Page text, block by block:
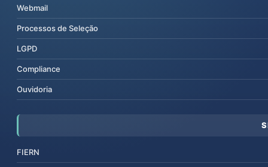
Webmail
Processos de Seleção
LGPD
Compliance
Ouvidoria
FIERN